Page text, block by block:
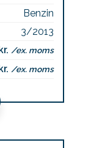
Benzin
3/2013
/ex. moms
/ex. moms